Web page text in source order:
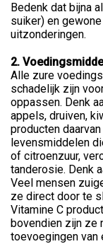
Bedenk dat bijna
suiker) en
uitzonderingen.
2.
Alle zure
schadelijk zijn
oppassen. Denk
appels, druiven,
producten
levensmiddelen
of citroenzuur,
tanderosie. Denk
Veel mensen
ze direct door te
Vitamine C
bovendien zijn ze
toevoegingen van